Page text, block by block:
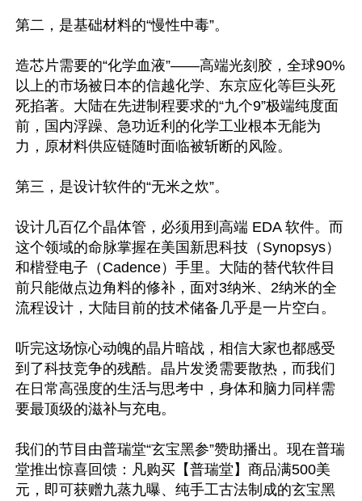
第二，是基础材料的“慢性中毒”。
造芯片需要的“化学血液”——高端光刻胶，全球90%
以上的市场被日本的信越化学、东京应化等巨头死
死掐著。大陆在先进制程要求的“九个9”极端纯度面
前，国内浮躁、急功近利的化学工业根本无能为
力，原材料供应链随时面临被斩断的风险。
第三，是设计软件的“无米之炊”。
设计几百亿个晶体管，必须用到高端 EDA 软件。而
这个领域的命脉掌握在美国新思科技（Synopsys）
和楷登电子（Cadence）手里。大陆的替代软件目
前只能做点边角料的修补，面对3纳米、2纳米的全
流程设计，大陆目前的技术储备几乎是一片空白。
听完这场惊心动魄的晶片暗战，相信大家也都感受
到了科技竞争的残酷。晶片发烫需要散热，而我们
在日常高强度的生活与思考中，身体和脑力同样需
要最顶级的滋补与充电。
我们的节目由普瑞堂“玄宝黑参”赞助播出。现在普瑞
堂推出惊喜回馈：凡购买【普瑞堂】商品满500美
元，即可获赠九蒸九曝、纯手工古法制成的玄宝黑